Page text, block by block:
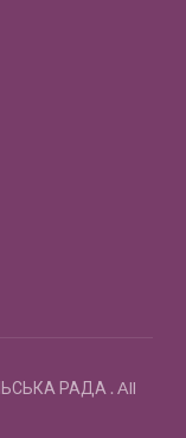
РАДА . All